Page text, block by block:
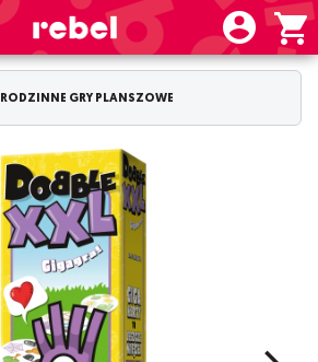
RODZINNE GRY PLANSZOWE